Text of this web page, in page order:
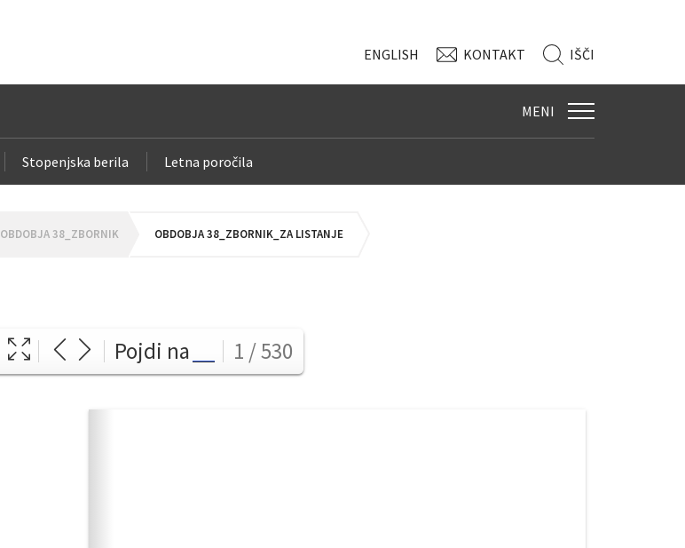
ENGLISH KONTAKT IŠČI
MENI
Stopenjska berila Letna poročila
OBDOBJA 38_ZBORNIK OBDOBJA 38_ZBORNIK_ZA LISTANJE
Pojdi na 1 / 530